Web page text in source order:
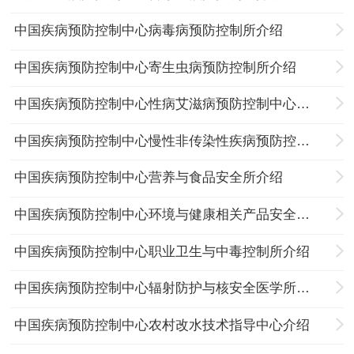
中国疾病预防控制中心病毒病预防控制所介绍
中国疾病预防控制中心寄生虫病预防控制所介绍
中国疾病预防控制中心性病艾滋病预防控制中心介绍
中国疾病预防控制中心慢性非传染性疾病预防控制中心介绍
中国疾病预防控制中心营养与食品安全所介绍
中国疾病预防控制中心环境与健康相关产品安全所介绍
中国疾病预防控制中心职业卫生与中毒控制所介绍
中国疾病预防控制中心辐射防护与核安全医学所介绍
中国疾病预防控制中心农村改水技术指导中心介绍